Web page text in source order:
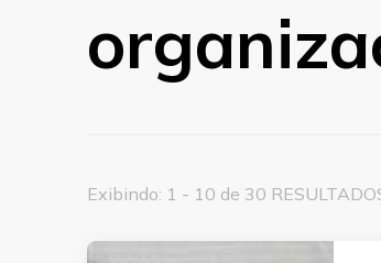
Exibindo: 1 - 10 de 30